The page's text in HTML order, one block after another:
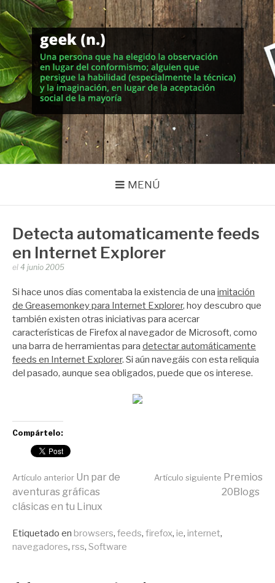
Saltar
al
contenido
MUNDO GEEK
Vida inteligente en la geekosfera
MENÚ
Detecta automaticamente feeds
en Internet Explorer
Publicado
Zootropo
el 4 junio 2005
Si hace unos días comentaba la existencia de una imitación
de Greasemonkey para Internet Explorer, hoy descubro que
también existen otras iniciativas para acercar
características de Firefox al navegador de Microsoft, como
una barra de herramientas para detectar automáticamente
feeds en Internet Explorer. Si aún navegáis con esta reliquia
del pasado, aunque sea obligados, puede que os interese.
Compártelo:
Seguir
leyendo
Artículo anterior Un par de
aventuras gráficas
clásicas en tu Linux
Artículo siguiente Premios
20Blogs
Publicado
en
Etiquetado en browsers, feeds, firefox, ie, internet,
navegadores, rss, Software